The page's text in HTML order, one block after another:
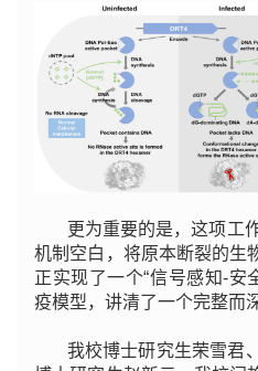
更为重要的是，这项工
机制空白，将原本断裂的生
正实现了一个“信号感知-安
疫模型，讲清了一个完整而
我校博士研究生荣雪君